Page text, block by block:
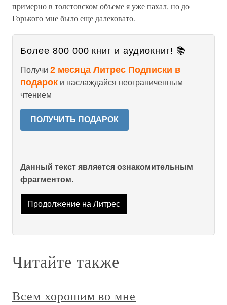
примерно в толстовском объеме я уже пахал, но до
Горького мне было еще далековато.
Более 800 000 книг и аудиокниг! 📚
Получи 2 месяца Литрес Подписки в
подарок и наслаждайся неограниченным
чтением
ПОЛУЧИТЬ ПОДАРОК
Данный текст является ознакомительным
фрагментом.
Продолжение на Литрес
Читайте также
Всем хорошим во мне